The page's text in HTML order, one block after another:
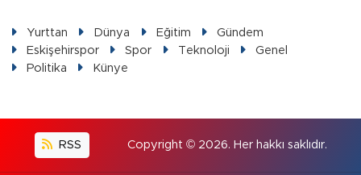
Yurttan Dünya Eğitim
Gündem
Eskişehirspor
Spor Teknoloji
Genel
Politika
Künye
RSS Copyright © 2026. Her hakkı saklıdır.